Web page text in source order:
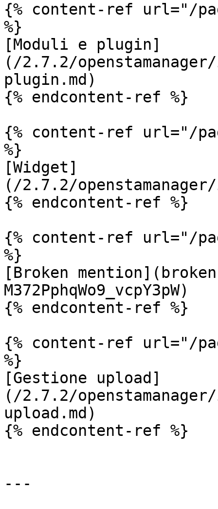
{% content-ref url="/
%}
[Moduli e plugin]
(/2.7.2/
plugin.md)
{% endcontent-ref %}
{% content-ref url="/
%}
[Widget]
(/2.7.2/
{% endcontent-ref %}
{% content-ref url="/
%}
[Broken
M372PphqWo9_vcpY3pW)
{% endcontent-ref %}
{% content-ref url="/
%}
[Gestione upload]
(/2.7.2/
upload.md)
{% endcontent-ref %}
---